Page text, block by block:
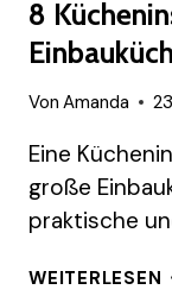
8
Von Amanda
Eine
große
praktische
WEITERLESEN